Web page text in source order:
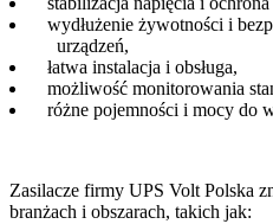
wydłużenie żywotności i
urządzeń,
łatwa instalacja i obsługa,
możliwość monitorowania
różne pojemności i mocy do
Zasilacze firmy UPS Volt Polska
branżach i obszarach, takich jak: